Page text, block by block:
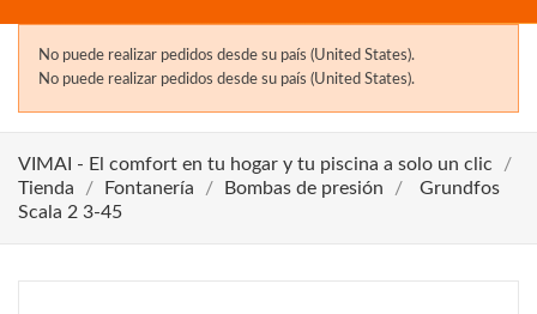
No puede realizar pedidos desde su país (United States).
No puede realizar pedidos desde su país (United States).
VIMAI - El comfort en tu hogar y tu piscina a solo un clic
Tienda
Fontanería Bombas de presión
Grundfos
Scala 2 3-45